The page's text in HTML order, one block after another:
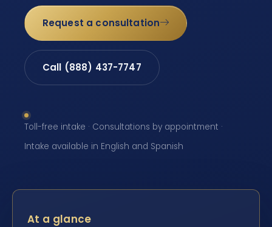
Request a consultation
Call (888) 437-7747
Toll-free intake · Consultations by appointment ·
Intake available in English and Spanish
At a glance